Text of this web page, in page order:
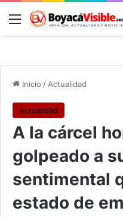
Menú
Inicio / Actualidad
Actualidad
A la cárcel
golpeado a
sentimental
estado de